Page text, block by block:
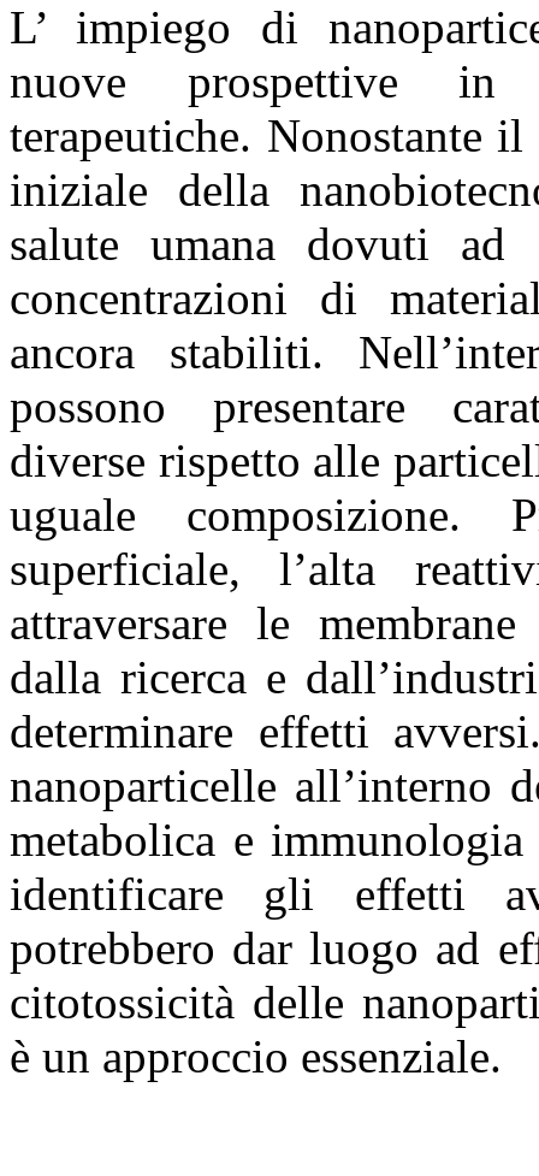
L’ impiego di
nuove prospettive in
terapeutiche. Nonostante
iniziale della
salute umana dovuti ad
concentrazioni di
ancora stabiliti.
possono presentare
diverse rispetto alle
uguale composizione.
superficiale, l’alta
attraversare le
dalla ricerca e
determinare effetti
nanoparticelle all’interno
metabolica e
identificare gli effetti
potrebbero dar luogo ad
citotossicità delle
è un approccio